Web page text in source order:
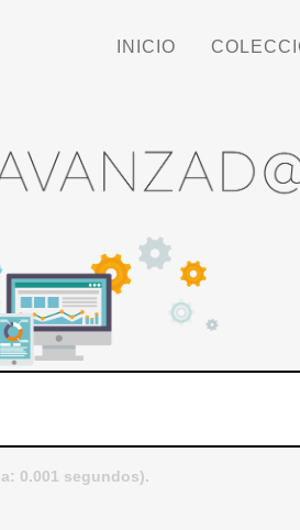
INICIO
0.001 segundos).